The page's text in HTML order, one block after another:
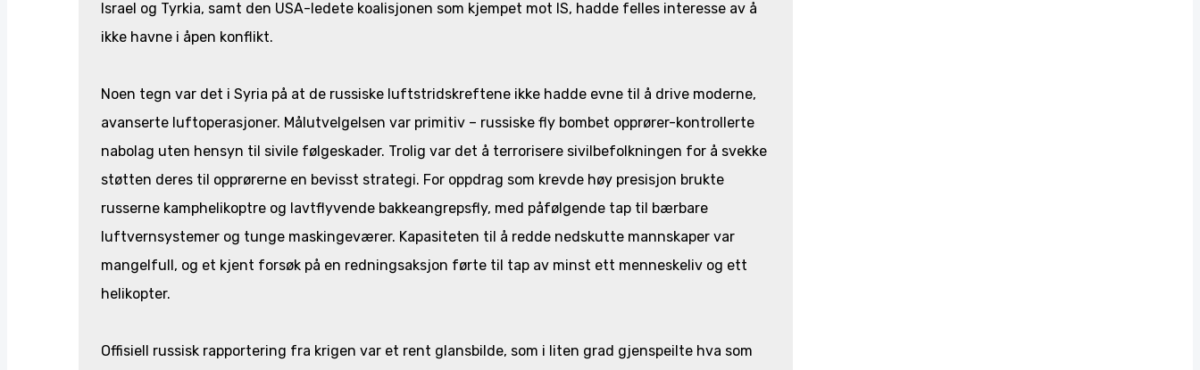
Israel og Tyrkia, samt den USA-ledete koalisjonen som kjempet mot IS, hadde felles interesse av å
ikke havne i åpen konflikt.
Noen tegn var det i Syria på at de russiske luftstridskreftene ikke hadde evne til å drive moderne,
avanserte luftoperasjoner. Målutvelgelsen var primitiv – russiske fly bombet opprører-kontrollerte
nabolag uten hensyn til sivile følgeskader. Trolig var det å terrorisere sivilbefolkningen for å svekke
støtten deres til opprørerne en bevisst strategi. For oppdrag som krevde høy presisjon brukte
russerne kamphelikoptre og lavtflyvende bakkeangrepsfly, med påfølgende tap til bærbare
luftvernsystemer og tunge maskingeværer. Kapasiteten til å redde nedskutte mannskaper var
mangelfull, og et kjent forsøk på en redningsaksjon førte til tap av minst ett menneskeliv og ett
helikopter.
Offisiell russisk rapportering fra krigen var et rent glansbilde, som i liten grad gjenspeilte hva som